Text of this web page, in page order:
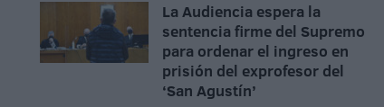
La Audiencia espera la
sentencia firme del Supremo
para ordenar el ingreso en
prisión del exprofesor del
‘San Agustín’